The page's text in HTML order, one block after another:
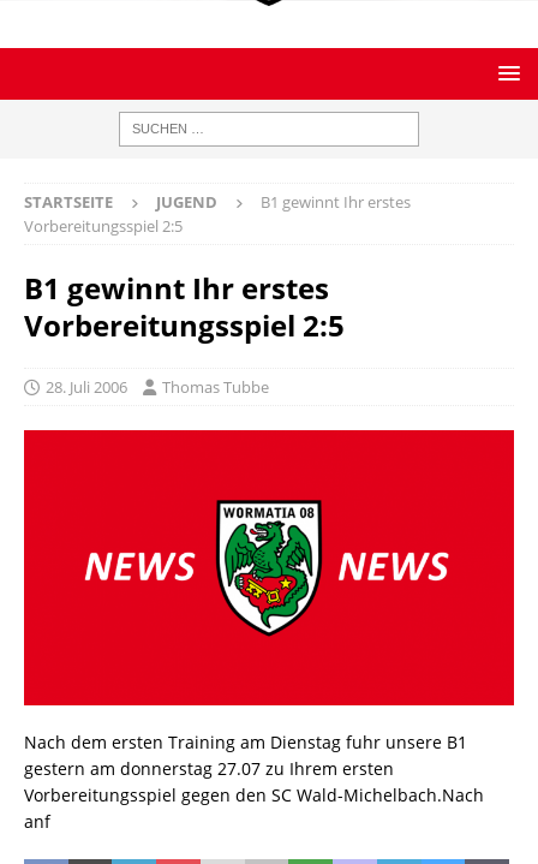
STARTSEITE JUGEND
B1 gewinnt Ihr erstes
Vorbereitungsspiel 2:5
B1 gewinnt Ihr erstes
Vorbereitungsspiel 2:5
28. Juli 2006 Thomas Tubbe
Nach dem ersten Training am Dienstag fuhr unsere B1
gestern am donnerstag 27.07 zu Ihrem ersten
Vorbereitungsspiel gegen den SC Wald-Michelbach.Nach
anf